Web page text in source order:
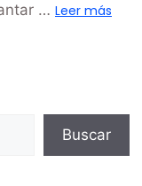
… Leer más
Buscar